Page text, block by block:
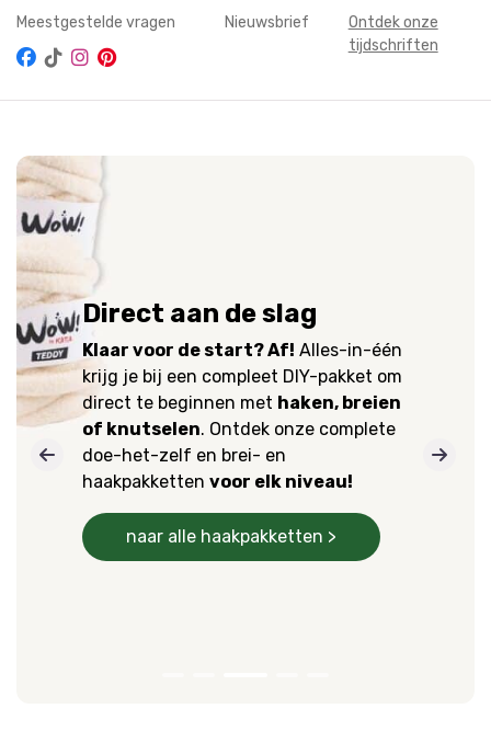
Meestgestelde vragen Nieuwsbrief
Ontdek onze
tijdschriften
Direct aan de slag
Klaar voor de start? Af! Alles-in-één
krijg je bij een compleet DIY-pakket om
direct te beginnen met haken, breien
of knutselen. Ontdek onze complete
doe-het-zelf en brei- en
haakpakketten voor elk niveau!
naar alle haakpakketten >